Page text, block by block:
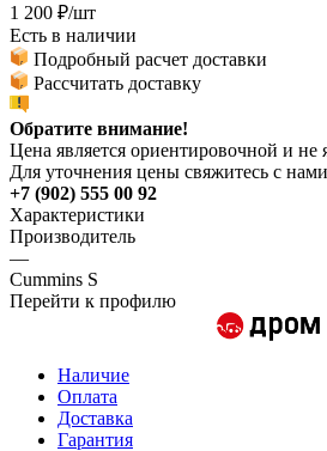
1 200 ₽/шт
Есть в наличии
Подробный расчет доставки
Рассчитать доставку
Обратите внимание!
Цена является ориентировочной и не
Для уточнения цены свяжитесь с
+7 (902) 555 00 92
Характеристики
Производитель
—
Cummins S
Перейти к профилю
Наличие
Оплата
Доставка
Гарантия